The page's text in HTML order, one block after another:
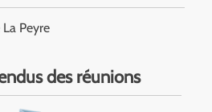
Peyre
des réunions